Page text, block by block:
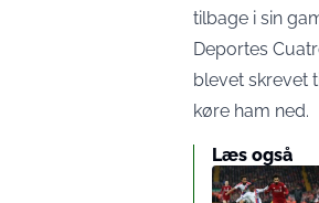
tilbage i sin
Deportes
blevet skrevet
køre ham ned.
Læs også